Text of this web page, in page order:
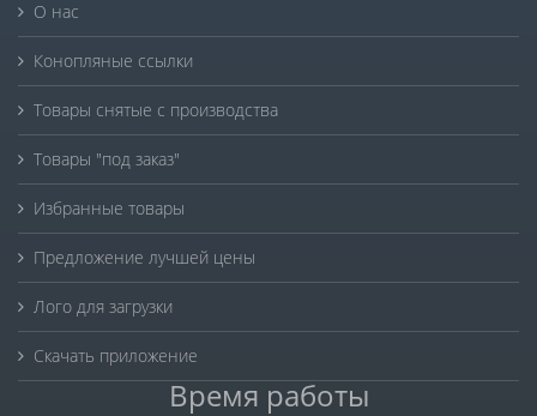
О нас
Конопляные ссылки
Товары снятые с производства
Товары "под заказ"
Избранные товары
Предложение лучшей цены
Лого для загрузки
Скачать приложение
Время работы